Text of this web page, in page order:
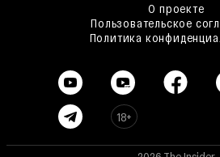
О проекте
Пользовательское
Политика
18+